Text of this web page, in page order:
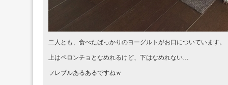
二人とも、食べたばっかりのヨーグルトがお口についています。
上はペロンチョとなめれるけど、下はなめれない…
フレブルあるあるですねｗ